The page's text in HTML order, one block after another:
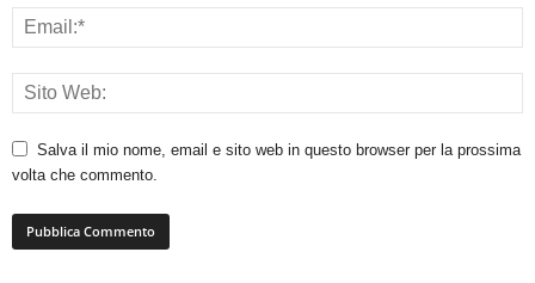
Salva il mio nome, email e sito web in questo browser per la prossima
volta che commento.